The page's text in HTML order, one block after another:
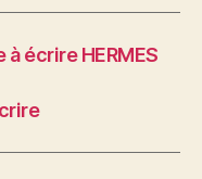
écrire HERMES